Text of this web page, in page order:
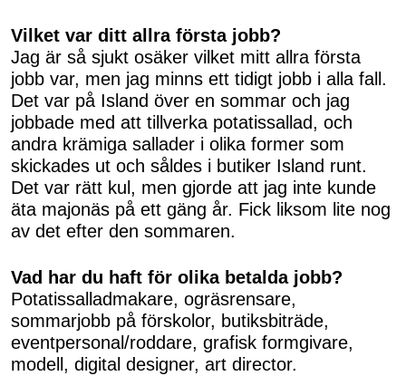
Vilket var ditt allra första jobb?
Jag är så sjukt osäker vilket mitt allra första
jobb var, men jag minns ett tidigt jobb i alla fall.
Det var på Island över en sommar och jag
jobbade med att tillverka potatissallad, och
andra krämiga sallader i olika former som
skickades ut och såldes i butiker Island runt.
Det var rätt kul, men gjorde att jag inte kunde
äta majonäs på ett gäng år. Fick liksom lite nog
av det efter den sommaren.
Vad har du haft för olika betalda jobb?
Potatissalladmakare, ogräsrensare,
sommarjobb på förskolor, butiksbiträde,
eventpersonal/roddare, grafisk formgivare,
modell, digital designer, art director.